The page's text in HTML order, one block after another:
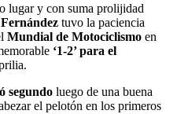
lugar y con suma prolijidad
tuvo la paciencia
Mundial de Motociclismo en
‘1-2’ para el
segundo luego de una buena
el pelotón en los primeros